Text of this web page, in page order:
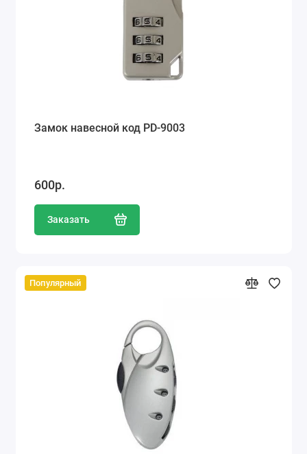
Заточка инструментов
Ремонт мелкой бытовой техники
Ремонт компьютеров
Ремонт мобильных телефонов
Макеты для печати на кружках
Замок навесной код PD-9003
600р.
Заказать
Популярный